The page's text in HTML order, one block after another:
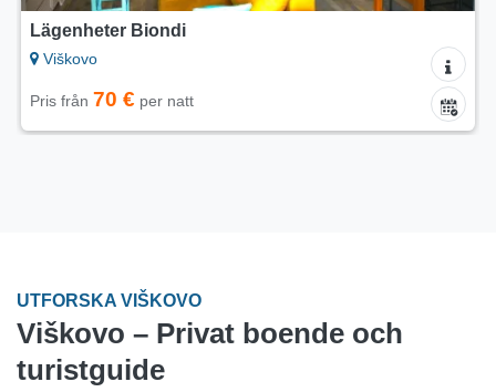
Lägenheter Biondi
Viškovo
Pris från 70 € per natt
UTFORSKA VIŠKOVO
Viškovo – Privat boende och
turistguide